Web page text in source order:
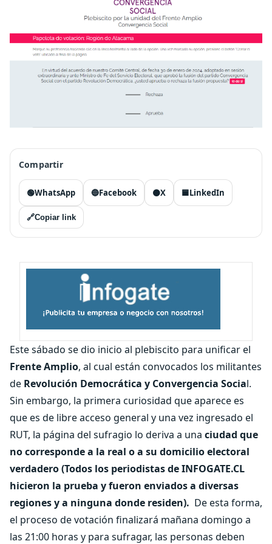
Compartir
🟢WhatsApp 🔵Facebook ⚫X 🟦LinkedIn
🔗Copiar link
Este sábado se dio inicio al plebiscito para unificar el
Frente Amplio, al cual están convocados los militantes
de Revolución Democrática y Convergencia Social.
Sin embargo, la primera curiosidad que aparece es
que es de libre acceso general y una vez ingresado el
RUT, la página del sufragio lo deriva a una ciudad que
no corresponde a la real o a su domicilio electoral
verdadero (Todos los periodistas de INFOGATE.CL
hicieron la prueba y fueron enviados a diversas
regiones y a ninguna donde residen). De esta forma,
el proceso de votación finalizará mañana domingo a
las 21:00 horas y para sufragar, las personas deben